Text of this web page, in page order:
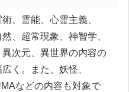
、霊能、心霊主義、
、超常現象、神智学、
異次元、異世界の内容の
く。また、妖怪、
などの内容も対象で